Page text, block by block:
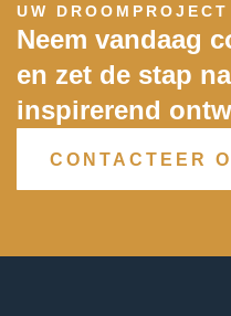
UW
Neem vandaag
en zet de stap
inspirerend
CONTACTEER